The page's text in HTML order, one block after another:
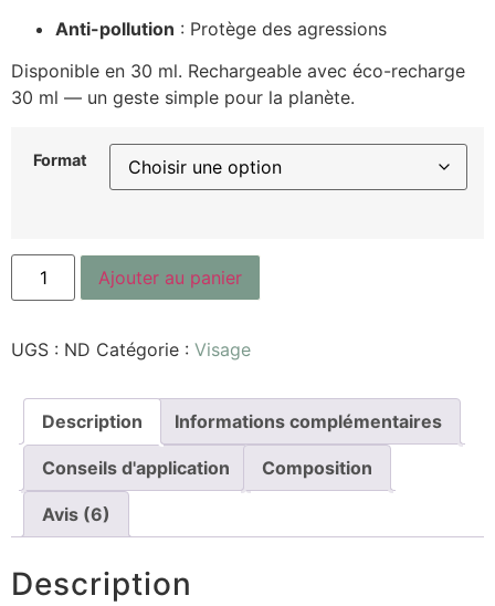
Anti-pollution : Protège des agressions
Disponible en 30 ml. Rechargeable avec éco-recharge
30 ml — un geste simple pour la planète.
Format
Ajouter au panier
UGS : ND Catégorie : Visage
Description Informations complémentaires
Conseils d'application Composition
Avis (6)
Description